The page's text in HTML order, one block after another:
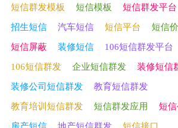
短信群发模板 短信模板 短信群发平台
招生短信 汽车短信 短信平台 短信
短信屏蔽 装修短信 106短信群发平台
106短信群发 企业短信群发 装修短信
装修公司短信群发 教育短信群发
教育培训短信群发 短信群发应用 短信